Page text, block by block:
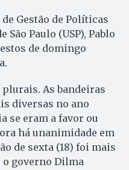
Gestão de Políticas
Paulo (USP), Pablo
de domingo
As bandeiras
diversas no ano
se eram a favor ou
há unanimidade em
de sexta (18) foi mais
o governo Dilma